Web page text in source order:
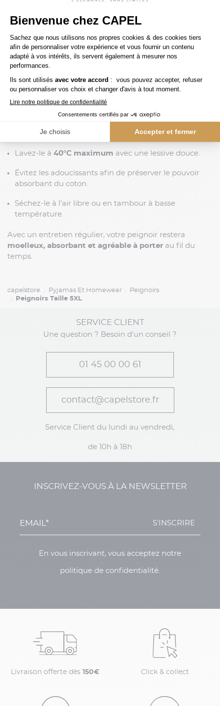
Unesélection rigoureuse des tissus
Chaque peignoir reflète l’esprit Capelstore :offrir
élégance, confort et qualité, même dans les plus
grandes tailles.
CONSEILS D’ENTRETIEN
Pour conserver la douceur et la tenue de votre peignoir
Lavez-le à 40°C maximum avec une lessive douce.
Évitez les adoucissants afin de préserver le pouvoir
absorbant du coton.
Séchez-le à l’air libre ou en tambour à basse
température.
Avec un entretien régulier, votre peignoir restera
moelleux, absorbant et agréable à porter au fil du
temps.
capelstore Pyjamas Et Homewear
Peignoirs
Peignoirs Taille 5XL
SERVICE CLIENT
Une question ? Besoin d'un conseil ?
01 45 00 00 61
contact@capelstore.fr
Service Client du lundi au vendredi,
de 10h à 18h
INSCRIVEZ-VOUS À LA NEWSLETTER
S'INSCRIRE
En vous inscrivant, vous acceptez notre
politique de confidentialité.
Livraison offerte dès 150€ Click & collect